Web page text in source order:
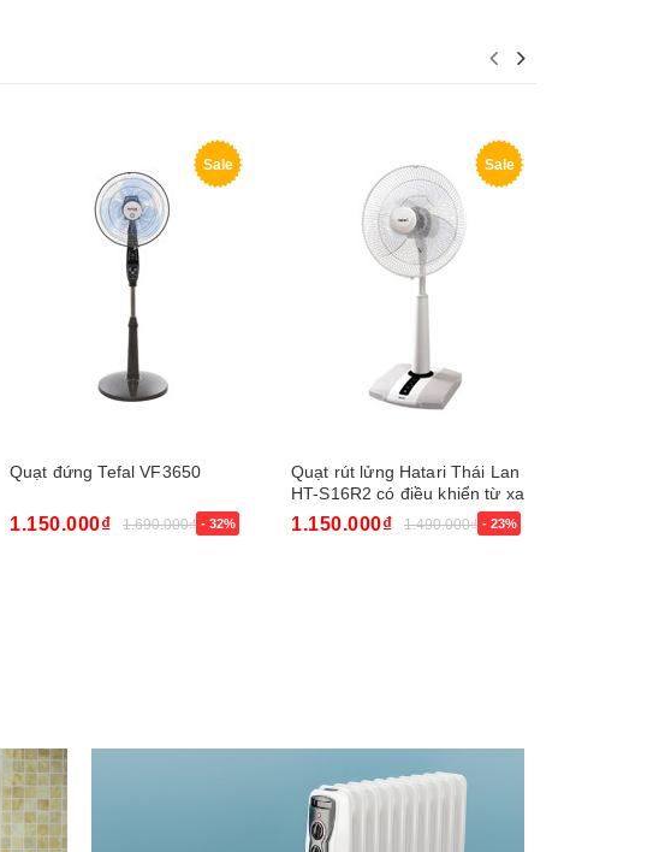
Sale
Quạt đứng Tefal VF3650
1.150.000₫ 1.690.000₫ - 32%
Sale
Quạt rút lửng Hatari Thái Lan
HT-S16R2 có điều khiển từ xa
1.150.000₫ 1.490.000₫ - 23%